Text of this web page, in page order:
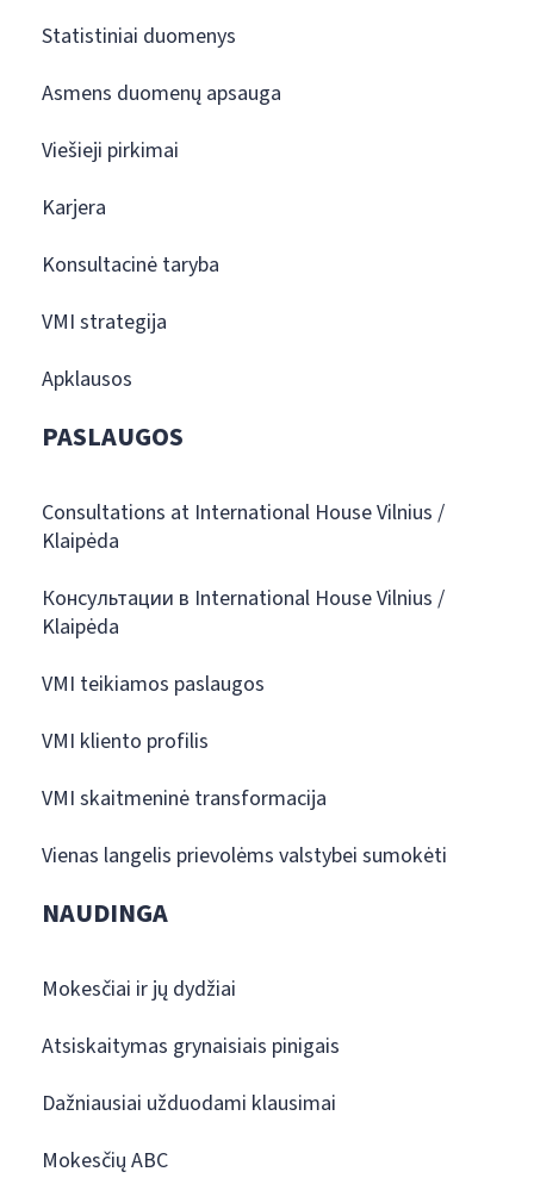
Statistiniai duomenys
Asmens duomenų apsauga
Viešieji pirkimai
Karjera
Konsultacinė taryba
VMI strategija
Apklausos
PASLAUGOS
Consultations at International House Vilnius /
Klaipėda
Консультации в International House Vilnius /
Klaipėda
VMI teikiamos paslaugos
VMI kliento profilis
VMI skaitmeninė transformacija
Vienas langelis prievolėms valstybei sumokėti
NAUDINGA
Mokesčiai ir jų dydžiai
Atsiskaitymas grynaisiais pinigais
Dažniausiai užduodami klausimai
Mokesčių ABC